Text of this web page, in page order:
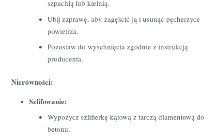
szpachlą lub kielnią.
Ubij zaprawę, aby zagęścić ją i usunąć pęcherzyce
powietrza.
Pozostaw do wyschnięcia zgodnie z instrukcją
producenta.
Nierówności:
Szlifowanie:
Wypożycz szlifierkę kątową z tarczą diamentową do
betonu.